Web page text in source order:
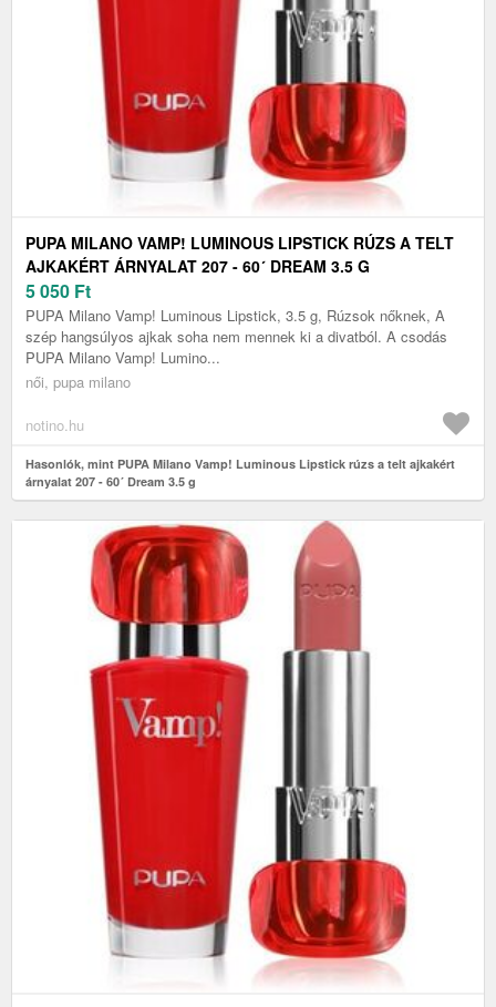
PUPA MILANO VAMP! LUMINOUS LIPSTICK RÚZS A TELT
AJKAKÉRT ÁRNYALAT 207 - 60´ DREAM 3.5 G
5 050 Ft
PUPA Milano Vamp! Luminous Lipstick, 3.5 g, Rúzsok nőknek, A
szép hangsúlyos ajkak soha nem mennek ki a divatból. A csodás
PUPA Milano Vamp! Lumino...
női, pupa milano
notino.hu
Hasonlók, mint PUPA Milano Vamp! Luminous Lipstick rúzs a telt ajkakért
árnyalat 207 - 60´ Dream 3.5 g